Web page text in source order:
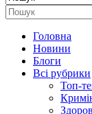
Головна
Новини
Блоги
Всі рубрики
Топ-